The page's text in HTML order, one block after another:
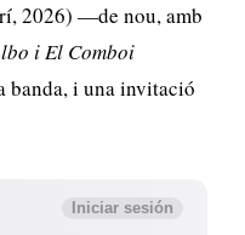
2026) —de nou, amb
i El Comboi
i una invitació